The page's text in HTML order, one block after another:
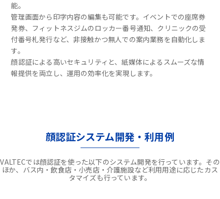
能。
管理画面から印字内容の編集も可能です。イベントでの座席券
発券、フィットネスジムのロッカー番号通知、クリニックの受
付番号札発行など、非接触かつ無人での案内業務を自動化しま
す。
顔認証による高いセキュリティと、紙媒体によるスムーズな情
報提供を両立し、運用の効率化を実現します。
顔認証システム開発・利用例
VALTECでは顔認証を使った以下のシステム開発を行っています。その
ほか、バス内・飲食店・小売店・介護施設など利用用途に応じたカス
タマイズも行っています。